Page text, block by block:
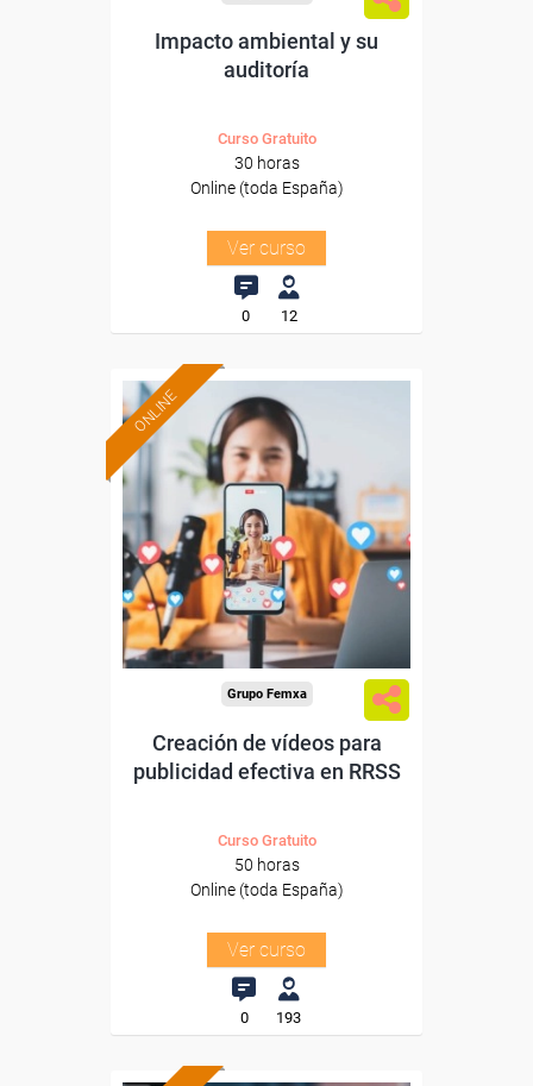
Impacto ambiental y su
auditoría
Curso Gratuito
30 horas
Online (toda España)
Ver curso
0 12
ONLINE
Formación 100%
subvencionada.
Para desempleados,
trabajadores y autónomos.
Sector
-Información, Comunicación
y Artes Gráficas.
Grupo Femxa
Creación de vídeos para
publicidad efectiva en RRSS
Curso Gratuito
50 horas
Online (toda España)
Ver curso
0 193